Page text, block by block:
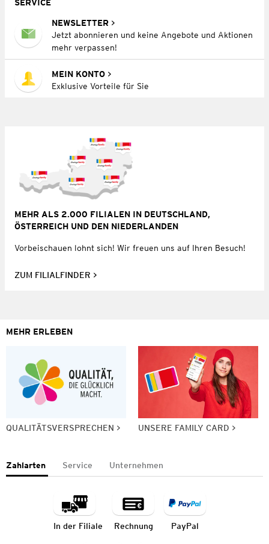
SERVICE
NEWSLETTER
Jetzt abonnieren und keine Angebote und Aktionen
mehr verpassen!
MEIN KONTO
Exklusive Vorteile für Sie
MEHR ALS 2.000 FILIALEN IN DEUTSCHLAND,
ÖSTERREICH UND DEN NIEDERLANDEN
Vorbeischauen lohnt sich! Wir freuen uns auf Ihren Besuch!
ZUM FILIALFINDER
MEHR ERLEBEN
QUALITÄTSVERSPRECHEN UNSERE FAMILY CARD
Zahlarten Service Unternehmen
In der Filiale Rechnung PayPal